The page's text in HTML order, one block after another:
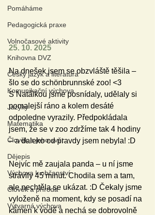
Pomáháme
Pedagogická praxe
Volnočasové aktivity
Knihovna DVZ
Český jazyk a literatura
Komunikační výchova
Jazyky
Matematika
Člověk a jeho svět
Dějepis
Výchova k občanství
Člověk a příroda
Výtvarná výchova
25. 10. 2025
Na dnešek jsem se obzvláště těšila –
šlo se do schönbrunnské zoo! <3
S Natálkou jsme posnídaly, udělaly si
pomalejší ráno a kolem desáté
odpoledne vyrazily. Předpokládala
jsem, že se v zoo zdržíme tak 4 hodiny
– a daleko od pravdy jsem nebyla! :D
Nejvíc mě zaujala panda – u ní jsme
strávily 45 minut. Chodila sem a tam,
ale nechtěla se ukázat. :D Čekaly jsme
vyloženě na moment, kdy se posadí na
kámen k vodě a nechá se dobrovolně